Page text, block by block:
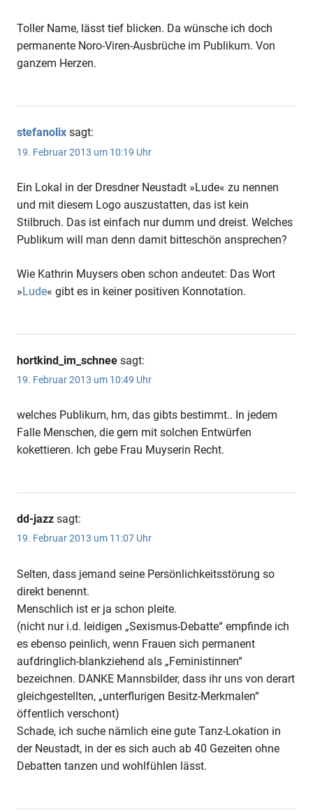
Toller Name, lässt tief blicken. Da wünsche ich doch
permanente Noro-Viren-Ausbrüche im Publikum. Von
ganzem Herzen.
stefanolix sagt:
19. Februar 2013 um 10:19 Uhr
Ein Lokal in der Dresdner Neustadt »Lude« zu nennen
und mit diesem Logo auszustatten, das ist kein
Stilbruch. Das ist einfach nur dumm und dreist. Welches
Publikum will man denn damit bitteschön ansprechen?
Wie Kathrin Muysers oben schon andeutet: Das Wort
»Lude« gibt es in keiner positiven Konnotation.
hortkind_im_schnee sagt:
19. Februar 2013 um 10:49 Uhr
welches Publikum, hm, das gibts bestimmt.. In jedem
Falle Menschen, die gern mit solchen Entwürfen
kokettieren. Ich gebe Frau Muyserin Recht.
dd-jazz sagt:
19. Februar 2013 um 11:07 Uhr
Selten, dass jemand seine Persönlichkeitsstörung so
direkt benennt.
Menschlich ist er ja schon pleite.
(nicht nur i.d. leidigen „Sexismus-Debatte“ empfinde ich
es ebenso peinlich, wenn Frauen sich permanent
aufdringlich-blankziehend als „Feministinnen“
bezeichnen. DANKE Mannsbilder, dass ihr uns von derart
gleichgestellten, „unterflurigen Besitz-Merkmalen“
öffentlich verschont)
Schade, ich suche nämlich eine gute Tanz-Lokation in
der Neustadt, in der es sich auch ab 40 Gezeiten ohne
Debatten tanzen und wohlfühlen lässt.